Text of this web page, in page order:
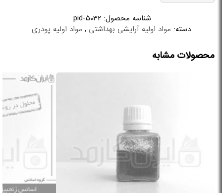
با آنتی اکسیدان ها می توان این ترکیبات را مهار اکسیداسیون کرد. یکی از
مهم ترین و رایج ترین آنتی اکسیدان ها برای پلاستیک های مصنوعی و
پایینی است و کاربردهای بسیاری در صنایع لاستیک و پلاستیک دارد. در ادامه
با ویژگی ها و کاربردهای این ماده آشنا خواهید شد.
یکی از مهم ترین آنتی اکسیدان ها برای پلاستیک های مصنوعی و طبیعی با
فرمول شیمیایی C12H15N، آنتی اکسیدان TMQ است. این ماده یک پلیمر با
وزن مولکولی پایین و به رنگ قهوه ای یا کهربایی است. همچنین این ماده
یکی از بهترین آنتی اکسیدان های آمونیاکی به حساب می آید که دارای
کاربردهای آنتی اکسیدان TMQ
از این ماده برای ساخت انواع لاستیک، لوله لاستیکی، لاستیک کفش،
شناسه محصول: pid-5032
دسته: مواد اولیه آرایشی بهداشتی , مواد اولیه پودری
محصولات مشابه